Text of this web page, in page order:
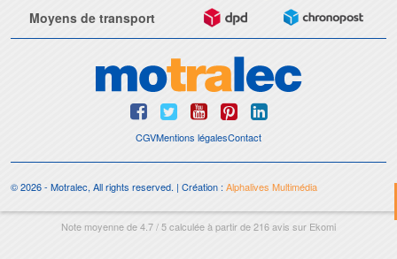
Moyens de transport
CGVMentions légalesContact
© 2026 - Motralec, All rights reserved. | Création :Alphalives Multimédia
Note moyenne de4.7/5calculée à partir de216avis sur Ekomi